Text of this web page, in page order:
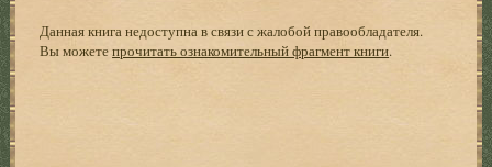
Данная книга недоступна в связи с жалобой правообладателя.
Вы можетепрочитать ознакомительный фрагмент книги.